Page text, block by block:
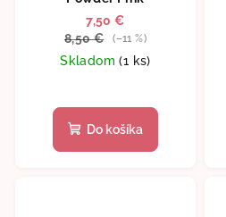
7,50 €
8,50 €
(–11 %)
Skladom(1 ks)
Do košíka